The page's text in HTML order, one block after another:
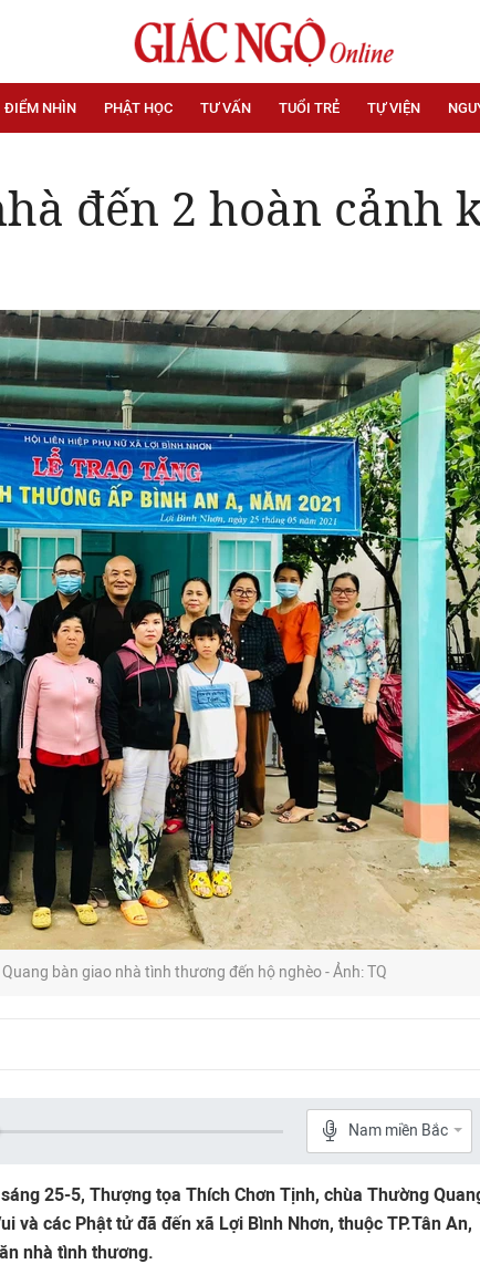
ĐIỂM NHÌN PHẬT HỌC TƯ VẤN TUỔI TRẺ TỰ VIỆN
đến 2 hoàn
bàn giao nhà tình thương đến hộ nghèo - Ảnh: TQ
Nam miền Bắc
25-5, Thượng tọa Thích Chơn Tịnh, chùa Thường
và các Phật tử đã đến xã Lợi Bình Nhơn, thuộc TP.Tân An,
nhà tình thương.